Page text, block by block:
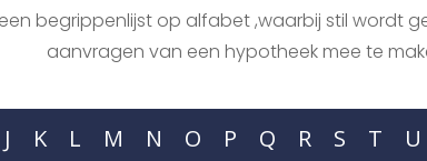
begrippenlijst op alfabet ,waarbij stil wordt
aanvragen van een hypotheek mee te
J K L M N O P Q R S T U